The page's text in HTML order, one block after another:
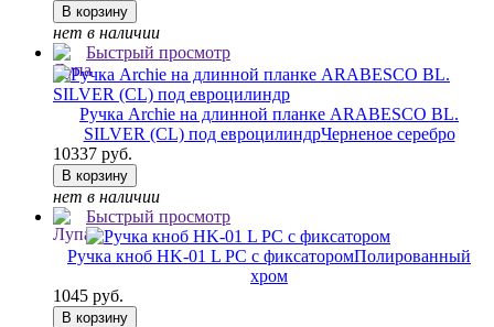
В корзину
нет в наличии
Быстрый просмотр
Ручка Archie на длинной планке ARABESCO BL.
SILVER (CL) под евроцилиндрЧерненое серебро
10337 руб.
В корзину
нет в наличии
Быстрый просмотр
Ручка кноб HK-01 L PC с фиксаторомПолированный
хром
1045 руб.
В корзину